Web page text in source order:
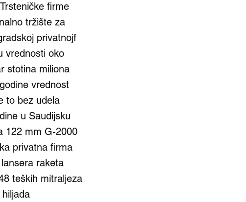
firme
tržište za
privatnojf
vrednosti oko
stotina miliona
vrednost
to bez udela
u Saudijsku
122 mm G-2000
privatna firma
raketa
teških mitraljeza